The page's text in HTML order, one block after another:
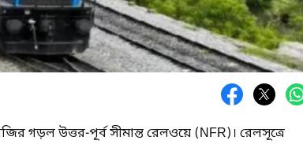
গড়ল উত্তর-পূর্ব সীমান্ত রেলওয়ে (NFR)। রেলসূত্রে